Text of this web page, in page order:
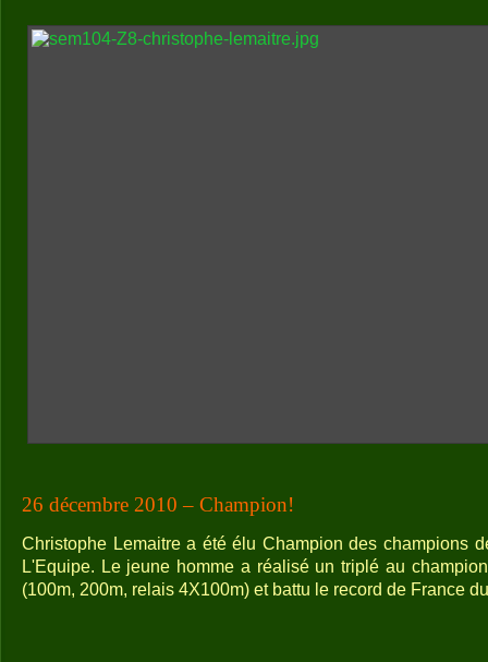
26 décembre 2010 – Champion!
Christophe Lemaitre a été élu Champion des champions
L'Equipe. Le jeune homme a réalisé un triplé au
(100m, 200m, relais 4X100m) et battu le record de France